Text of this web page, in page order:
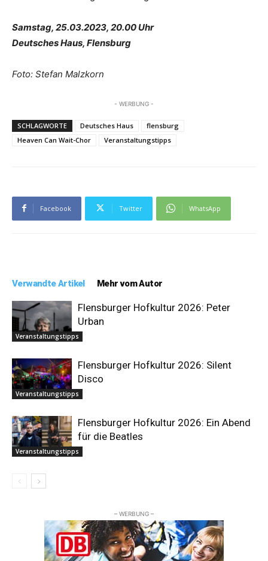
Samstag, 25.03.2023, 20.00 Uhr
Deutsches Haus, Flensburg
Foto: Stefan Malzkorn
- WERBUNG -
SCHLAGWORTE Deutsches Haus
flensburg
Heaven Can Wait-Chor
Veranstaltungstipps
Facebook Twitter WhatsApp
Verwandte Artikel Mehr vom Autor
Veranstaltungstipps
Flensburger Hofkultur 2026: Peter
Urban
Veranstaltungstipps
Flensburger Hofkultur 2026: Silent
Disco
Veranstaltungstipps
Flensburger Hofkultur 2026: Ein Abend
für die Beatles
– WERBUNG –